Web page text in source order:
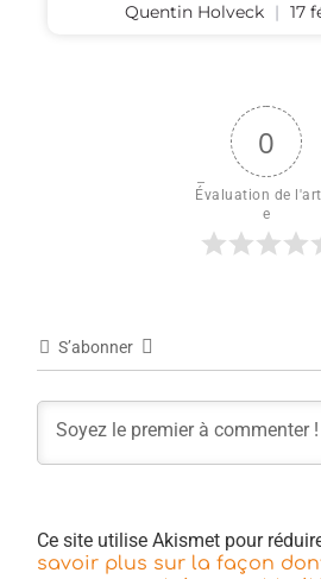
Quentin Holveck 17
0
Évaluation de
e
S’abonner
Ce site utilise Akismet pour
savoir plus sur la façon